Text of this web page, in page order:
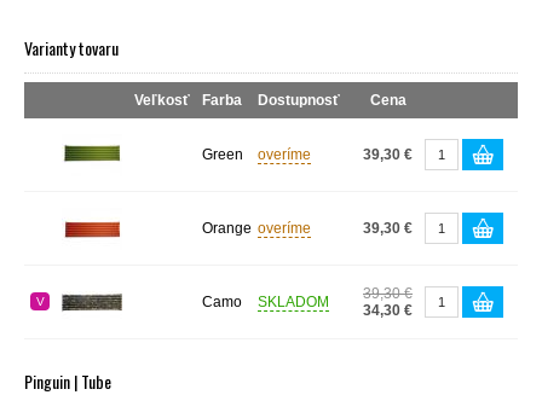
Varianty tovaru
Veľkosť Farba Dostupnosť Cena
Green overíme 39,30 €
Orange overíme 39,30 €
V Camo SKLADOM
39,30 €
34,30 €
Pinguin | Tube